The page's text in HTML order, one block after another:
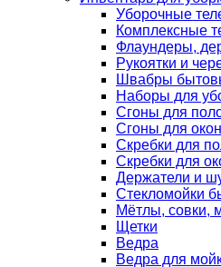
Уборочные
Комплексные
Флаундеры,
Рукоятки и
Швабры
Наборы для
Сгоны для
Сгоны для окон
Скребки для
Скребки для
Держатели и
Стекломойки
Мётлы, совки,
Щетки
Ведра
Ведра для